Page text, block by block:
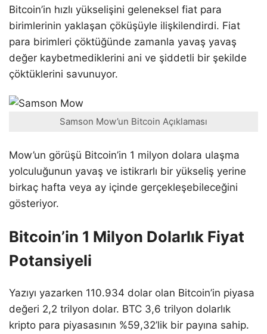
Bitcoin’in hızlı yükselişini geleneksel fiat para
birimlerinin yaklaşan çöküşüyle ilişkilendirdi. Fiat
para birimleri çöktüğünde zamanla yavaş yavaş
değer kaybetmediklerini ani ve şiddetli bir şekilde
çöktüklerini savunuyor.
Samson Mow’un Bitcoin Açıklaması
Mow’un görüşü Bitcoin’in 1 milyon dolara ulaşma
yolculuğunun yavaş ve istikrarlı bir yükseliş yerine
birkaç hafta veya ay içinde gerçekleşebileceğini
gösteriyor.
Bitcoin’in 1 Milyon Dolarlık Fiyat
Potansiyeli
Yazıyı yazarken 110.934 dolar olan Bitcoin’in piyasa
değeri 2,2 trilyon dolar. BTC 3,6 trilyon dolarlık
kripto para piyasasının %59,32’lik bir payına sahip.